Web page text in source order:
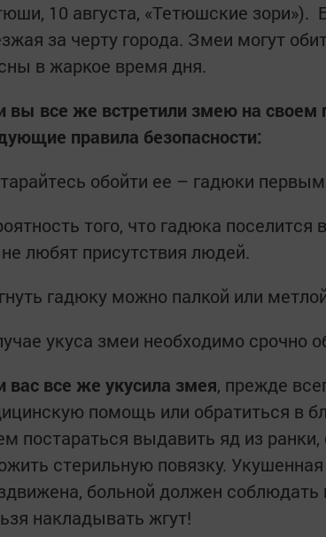
10 августа, «Тетюшские зори»).
за ­черту города. Змеи могут
в жаркое время дня.
вы все же встретили змею на своем
правила безопасности:
обойти ее – гадюки
того, что гадюка
любят присутствия людей.
гадюку можно палкой или
укуса змеи необходимо срочно
вас все же укусила змея, прежде
помощь или обратиться в
постараться выдавить яд из
стерильную повязку.
больной должен
накладывать жгут!